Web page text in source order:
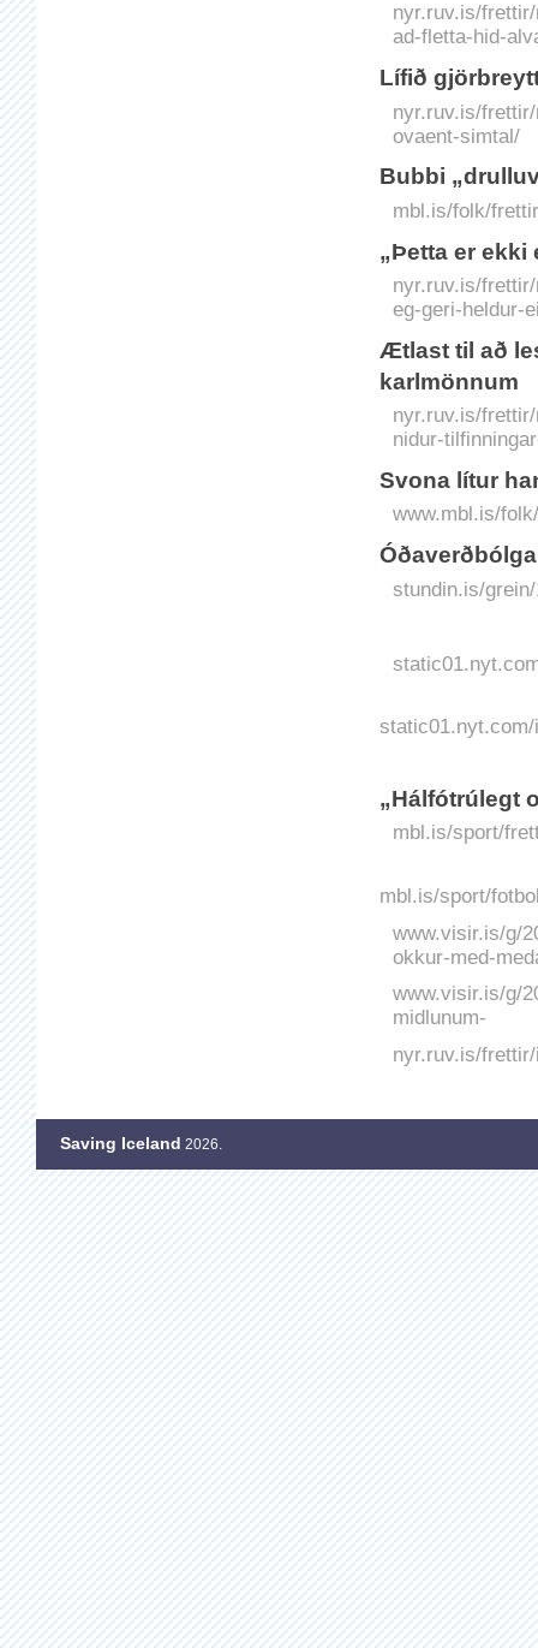
nyr.ruv.is/
ad-fletta-hid-
Lífið
nyr.ruv.is/
ovaent-simtal/
Bubbi
mbl.is/folk/
„Þetta er ekki
nyr.ruv.is/
eg-geri-heldur-
Ætlast til að
karlmönnum
nyr.ruv.is/
nidur-
Svona lítur
www.mbl.is/
stundin.is/
„Hálfótrúlegt
mbl.is/sport/
mbl.is/sport/
www.visir.is/g/
okkur-med-
www.visir.is/g/
midlunum-
nyr.ruv.is/
Saving Iceland 2026.